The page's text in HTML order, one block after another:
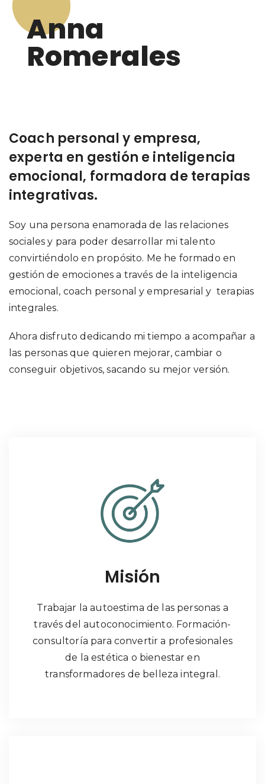
Anna
Romerales
Coach personal y empresa,
experta en gestión e inteligencia
emocional, formadora de terapias
integrativas.
Soy una persona enamorada de las relaciones
sociales y para poder desarrollar mi talento
convirtiéndolo en propósito. Me he formado en
gestión de emociones a través de la inteligencia
emocional, coach personal y empresarial y terapias
integrales.
Ahora disfruto dedicando mi tiempo a acompañar a
las personas que quieren mejorar, cambiar o
conseguir objetivos, sacando su mejor versión.
Misión
Trabajar la autoestima de las personas a
través del autoconocimiento. Formación-
consultoría para convertir a profesionales
de la estética o bienestar en
transformadores de belleza integral.